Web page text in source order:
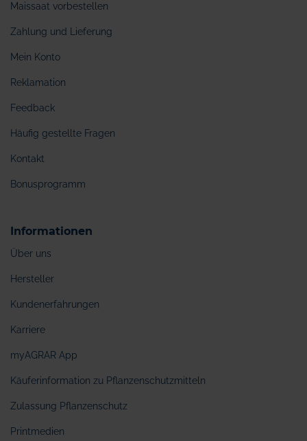
Maissaat vorbestellen
Zahlung und Lieferung
Mein Konto
Reklamation
Feedback
Häufig gestellte Fragen
Kontakt
Bonusprogramm
Informationen
Über uns
Hersteller
Kundenerfahrungen
Karriere
myAGRAR App
Käuferinformation zu Pflanzenschutzmitteln
Zulassung Pflanzenschutz
Printmedien